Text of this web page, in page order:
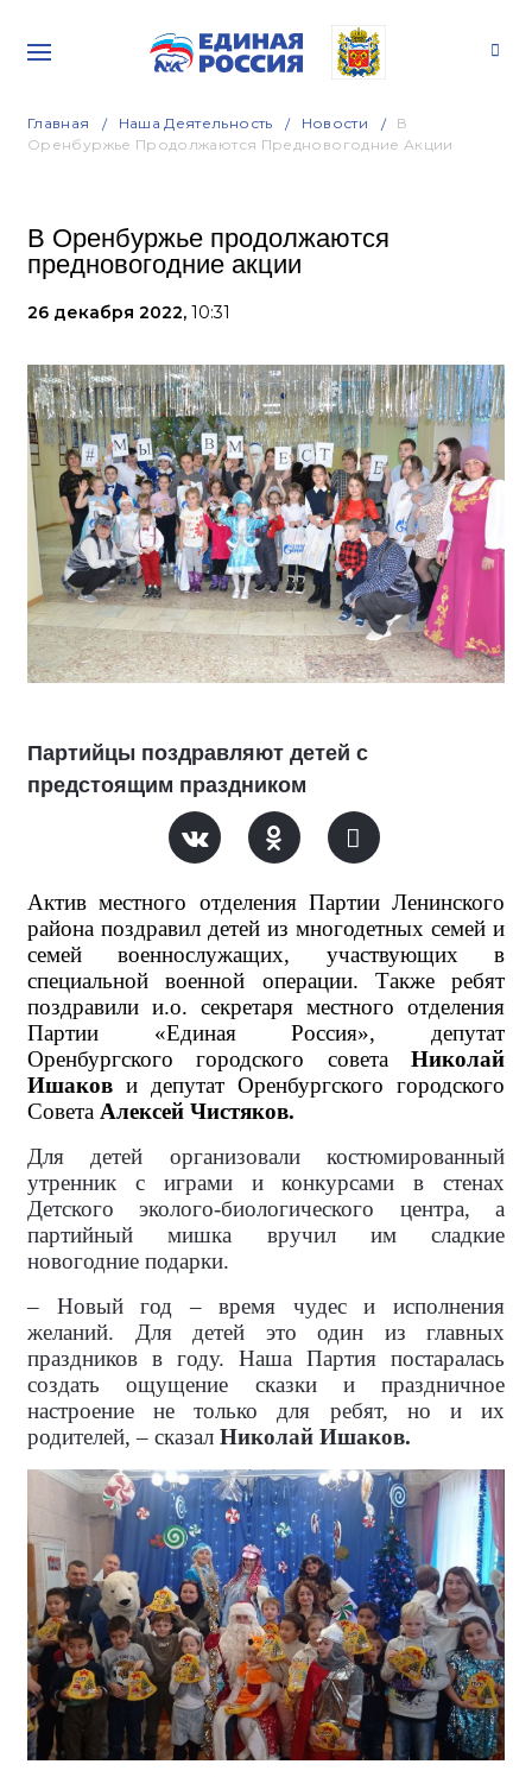
Главная Наша Деятельность Новости
В
Оренбуржье Продолжаются Предновогодние Акции
В Оренбуржье продолжаются
предновогодние акции
26 декабря 2022, 10:31
Партийцы поздравляют детей с
предстоящим праздником
Актив местного отделения Партии Ленинского
района поздравил детей из многодетных семей и
семей военнослужащих, участвующих в
специальной военной операции. Также ребят
поздравили и.о. секретаря местного отделения
Партии «Единая Россия», депутат
Оренбургского городского совета Николай
Ишаков и депутат Оренбургского городского
Совета Алексей Чистяков.
Для детей организовали костюмированный
утренник с играми и конкурсами в стенах
Детского эколого-биологического центра, а
партийный мишка вручил им сладкие
новогодние подарки.
– Новый год – время чудес и исполнения
желаний. Для детей это один из главных
праздников в году. Наша Партия постаралась
создать ощущение сказки и праздничное
настроение не только для ребят, но и их
родителей, – сказал Николай Ишаков.